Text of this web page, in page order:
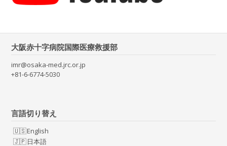
大阪赤十字病院国際医療救援部
imr@osaka-med.jrc.or.jp
+81-6-6774-5030
言語切り替え
English
日本語